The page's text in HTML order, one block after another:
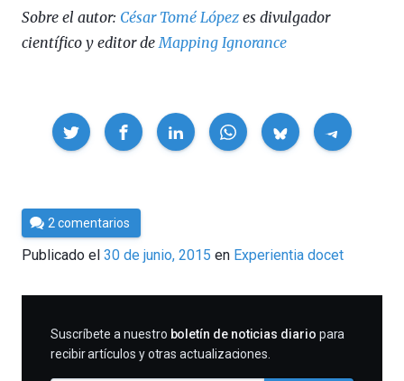
Sobre el autor: César Tomé López es divulgador
científico y editor deMapping Ignorance
Compartir
Por
César
Tomé
2 comentarios
Publicado el 30 de junio, 2015 en Experientia docet
SUSCRIBIRME
Suscríbete a nuestro boletín de noticias diario para
recibir artículos y otras actualizaciones.